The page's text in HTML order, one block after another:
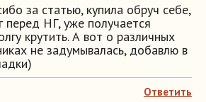
за статью, купила обруч себе,
перед НГ, уже получается
крутить. А вот о различных
не задумывалась, добавлю в
Ответить